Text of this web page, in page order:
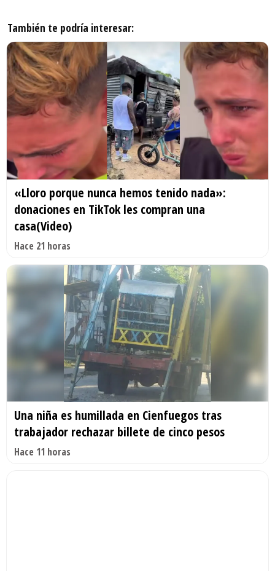
También te podría interesar:
«Lloro porque nunca hemos tenido nada»:
donaciones en TikTok les compran una
casa(Video)
Hace 21 horas
Una niña es humillada en Cienfuegos tras
trabajador rechazar billete de cinco pesos
Hace 11 horas